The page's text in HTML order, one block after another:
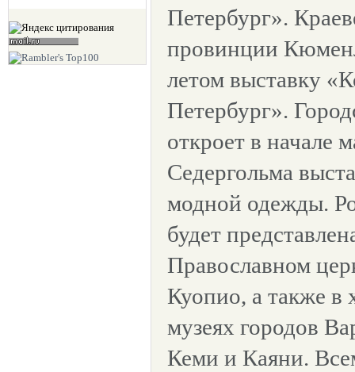
Петербург».
провинции
летом выставку
Петербург».
откроет в начале
Седергольма
модной одежды.
будет
Православном
Куопио, а также в
музеях городов
Кеми и Каяни.